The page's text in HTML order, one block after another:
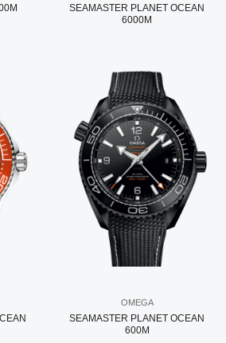
SEAMASTER PLANET OCEAN
6000M
OMEGA
SEAMASTER PLANET OCEAN
600M